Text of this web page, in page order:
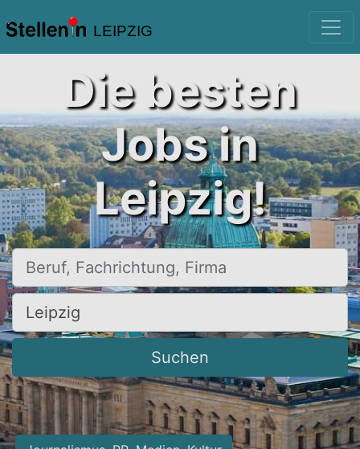
LEIPZIG
Die besten
Jobs in
Leipzig!
Beruf, Fachrichtung, Firma
Ort, Stadt
Suchen